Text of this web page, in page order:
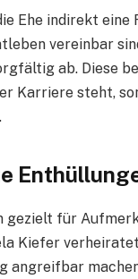
Ehe indirekt
vereinbar
ab. Diese
Karriere steht,
für
Kiefer
angreifbar